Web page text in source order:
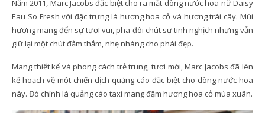
Năm 2011, Marc Jacobs đặc biệt cho ra mắt dòng nước hoa nữ Daisy
Eau So Fresh với đặc trưng là hương hoa cỏ và hương trái cây. Mùi
hương mang đến sự tươi vui, pha đôi chút sự tinh nghịch nhưng vẫn
giữ lại một chút đằm thắm, nhẹ nhàng cho phái đẹp.
Mang thiết kế và phong cách trẻ trung, tươi mới, Marc Jacobs đã lên
kế hoạch về một chiến dịch quảng cáo đặc biệt cho dòng nước hoa
này. Đó chính là quảng cáo taxi mang đậm hương hoa cỏ mùa xuân.